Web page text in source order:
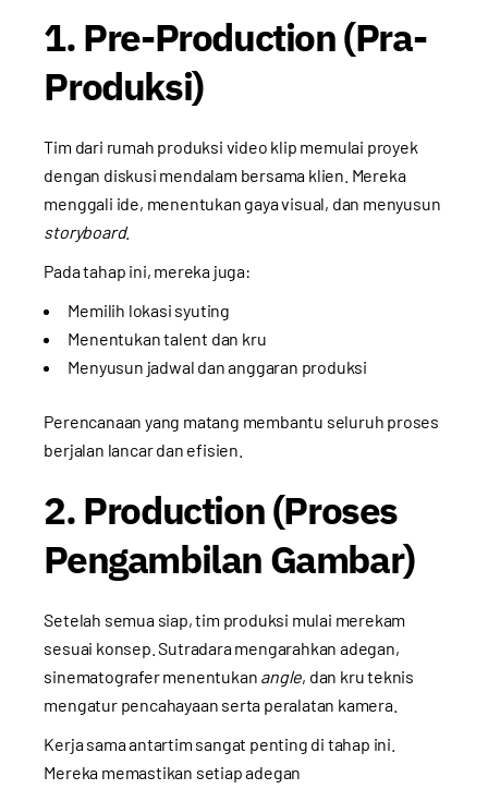
1. Pre-Production (Pra-
Produksi)
Tim dari rumah produksi video klip memulai proyek
dengan diskusi mendalam bersama klien. Mereka
menggali ide, menentukan gaya visual, dan menyusun
storyboard.
Pada tahap ini, mereka juga:
Memilih lokasi syuting
Menentukan talent dan kru
Menyusun jadwal dan anggaran produksi
Perencanaan yang matang membantu seluruh proses
berjalan lancar dan efisien.
2. Production (Proses
Pengambilan Gambar)
Setelah semua siap, tim produksi mulai merekam
sesuai konsep. Sutradara mengarahkan adegan,
sinematografer menentukan angle, dan kru teknis
mengatur pencahayaan serta peralatan kamera.
Kerja sama antartim sangat penting di tahap ini.
Mereka memastikan setiap adegan